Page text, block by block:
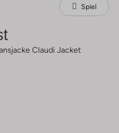
Spiel
Claudi Jacket